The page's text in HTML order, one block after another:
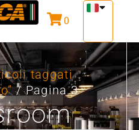
0
taggati
/ Pagina 3